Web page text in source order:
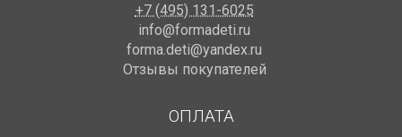
+7 (495) 131-6025
info@formadeti.ru
forma.deti@yandex.ru
Отзывы покупателей
ОПЛАТА